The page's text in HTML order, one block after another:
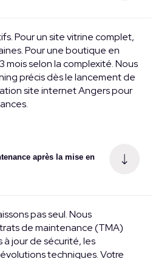
Pour un site vitrine complet,
Pour une boutique en
mois selon la complexité. Nous
précis dès le lancement de
site internet Angers pour
après la mise en
pas seul. Nous
de maintenance (TMA)
à jour de sécurité, les
techniques. Votre